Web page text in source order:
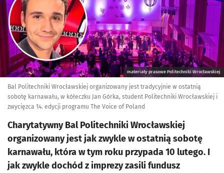
materiały prasowe Politechniki Wrocławskiej
Bal Politechniki Wrocławskiej organizowany jest tradycyjnie w ostatnią
sobotę karnawału, w kółeczku Jan Górka, student Politechniki Wrocławskiej i
zwycięzca 14. edycji programu The Voice of Poland
Charytatywny Bal Politechniki Wrocławskiej
organizowany jest jak zwykle w ostatnią sobotę
karnawału, która w tym roku przypada 10 lutego. I
jak zwykle dochód z imprezy zasili fundusz